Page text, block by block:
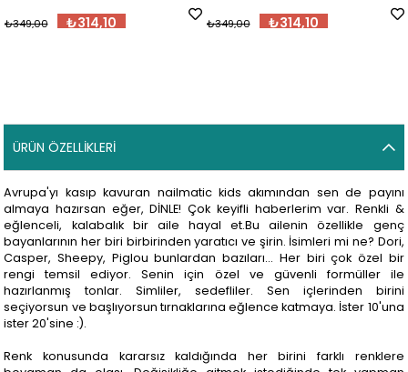
₺314,10
₺349,00 ₺314,10
₺349,00
ÜRÜN ÖZELLIKLERI
Avrupa'yı kasıp kavuran nailmatic kids akımından sen de payını
almaya hazırsan eğer, DİNLE! Çok keyifli haberlerim var. Renkli &
eğlenceli, kalabalık bir aile hayal et.Bu ailenin özellikle genç
bayanlarının her biri birbirinden yaratıcı ve şirin. İsimleri mi ne? Dori,
Casper, Sheepy, Piglou bunlardan bazıları... Her biri çok özel bir
rengi temsil ediyor. Senin için özel ve güvenli formüller ile
hazırlanmış tonlar. Simliler, sedefliler. Sen içlerinden birini
seçiyorsun ve başlıyorsun tırnaklarına eğlence katmaya. İster 10'una
ister 20'sine :).
Renk konusunda kararsız kaldığında her birini farklı renklere